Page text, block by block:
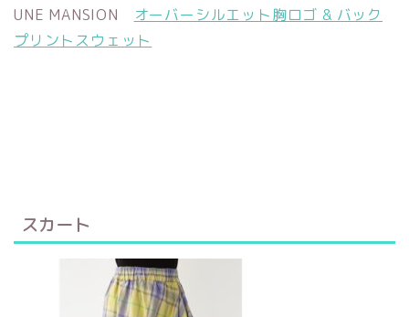
UNE MANSION
オーバーシルエット胸ロゴ & バック
プリントスウェット
スカート